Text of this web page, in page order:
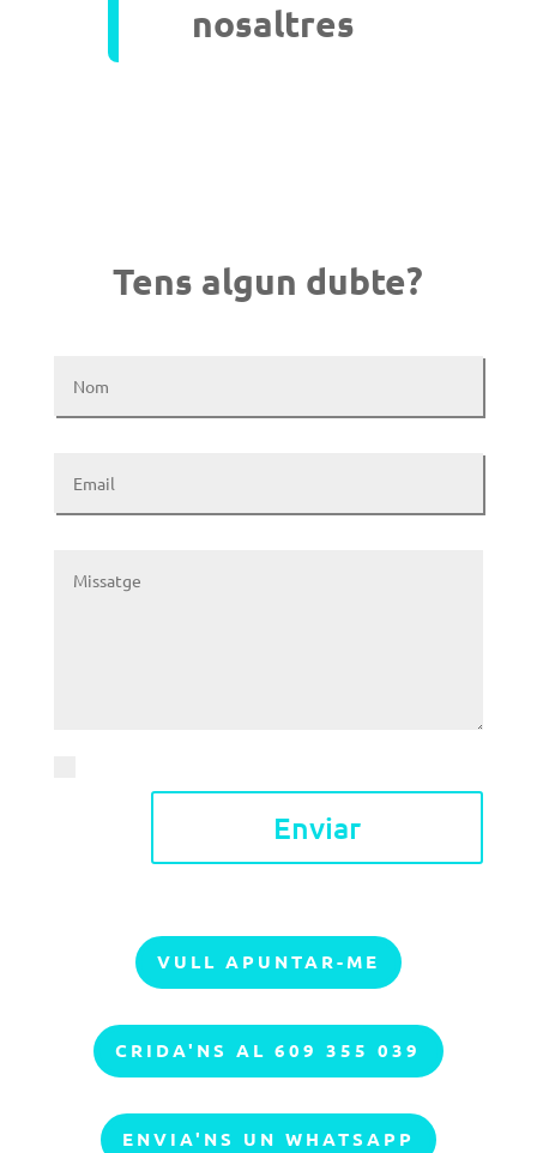
nosaltres
Tens algun dubte?
Enviar
VULL APUNTAR-ME
CRIDA'NS AL 609 355 039
ENVIA'NS UN WHATSAPP